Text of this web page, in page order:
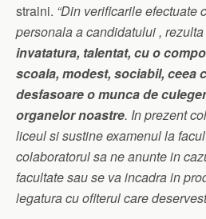
straini. “Din verificarile efectuate
personala a candidatului ,
invatatura, talentat, cu o
scoala, modest, sociabil, ceea
desfasoare o munca de
organelor noastre. In prezent
liceul si sustine examenul la
colaboratorul sa ne anunte in
facultate sau se va incadra in
legatura cu ofiterul care